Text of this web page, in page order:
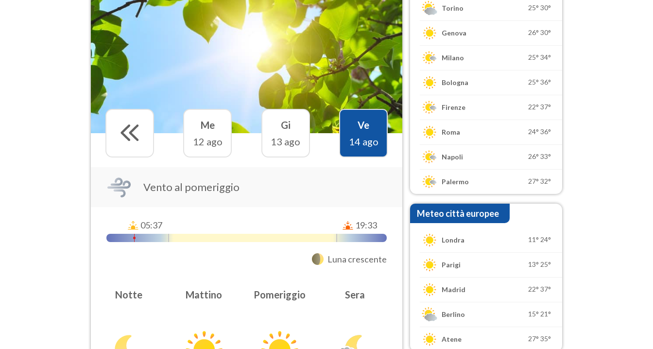
Me
12 ago
Gi
13 ago
Ve
14 ago
Vento al pomeriggio
05:37 19:33
Luna crescente
Notte Mattino Pomeriggio Sera
Torino 25° 30°
Genova 26° 30°
Milano 25° 34°
Bologna 25° 36°
Firenze 22° 37°
Roma 24° 36°
Napoli 26° 33°
Palermo 27° 32°
Meteo città europee
Londra 11° 24°
Parigi 13° 25°
Madrid 22° 37°
Berlino 15° 21°
Atene 27° 35°